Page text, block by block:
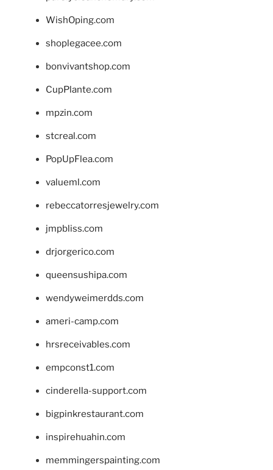
WishOping.com
shoplegacee.com
bonvivantshop.com
CupPlante.com
mpzin.com
stcreal.com
PopUpFlea.com
valueml.com
rebeccatorresjewelry.com
jmpbliss.com
drjorgerico.com
queensushipa.com
wendyweimerdds.com
ameri-camp.com
hrsreceivables.com
empconst1.com
cinderella-support.com
bigpinkrestaurant.com
inspirehuahin.com
memmingerspainting.com